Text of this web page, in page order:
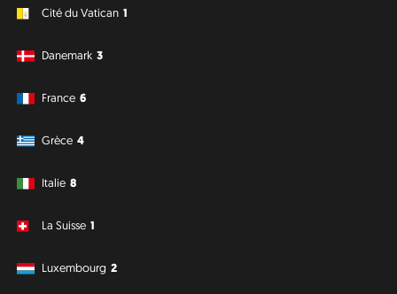
Cité du Vatican 1
Danemark 3
France 6
Grèce 4
Italie 8
La Suisse 1
Luxembourg 2